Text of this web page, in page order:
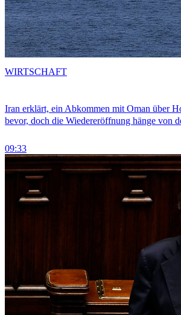
Iran erklärt, ein Abkommen mit Oman über
bevor, doch die Wiedereröffnung hänge von
09:33
WIRTSCHAFT